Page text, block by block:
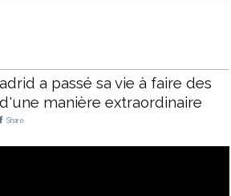
a passé sa vie à faire des
manière extraordinaire
Share